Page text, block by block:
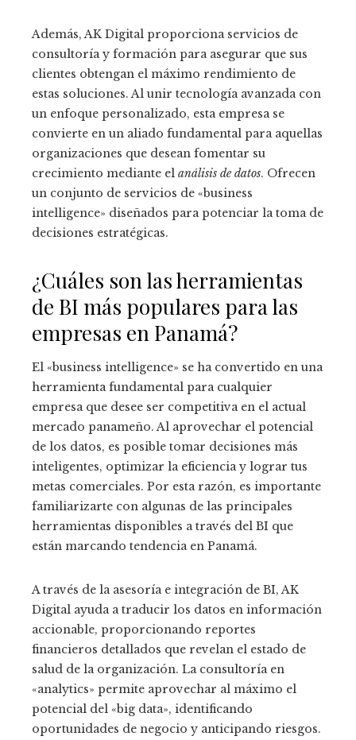
Además, AK Digital proporciona servicios de
consultoría y formación para asegurar que sus
clientes obtengan el máximo rendimiento de
estas soluciones. Al unir tecnología avanzada con
un enfoque personalizado, esta empresa se
convierte en un aliado fundamental para aquellas
organizaciones que desean fomentar su
crecimiento mediante el análisis de datos. Ofrecen
un conjunto de servicios de «business
intelligence» diseñados para potenciar la toma de
decisiones estratégicas.
¿Cuáles son las herramientas
de BI más populares para las
empresas en Panamá?
El «business intelligence» se ha convertido en una
herramienta fundamental para cualquier
empresa que desee ser competitiva en el actual
mercado panameño. Al aprovechar el potencial
de los datos, es posible tomar decisiones más
inteligentes, optimizar la eficiencia y lograr tus
metas comerciales. Por esta razón, es importante
familiarizarte con algunas de las principales
herramientas disponibles a través del BI que
están marcando tendencia en Panamá.
A través de la asesoría e integración de BI, AK
Digital ayuda a traducir los datos en información
accionable, proporcionando reportes
financieros detallados que revelan el estado de
salud de la organización. La consultoría en
«analytics» permite aprovechar al máximo el
potencial del «big data», identificando
oportunidades de negocio y anticipando riesgos.